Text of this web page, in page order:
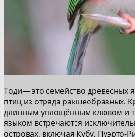
Тоди— это семейство древесных
птиц из отряда ракшеобразных.
длинным уплощённым клювом и
языком встречаются
островах, включая Кубу, Пуэрто-